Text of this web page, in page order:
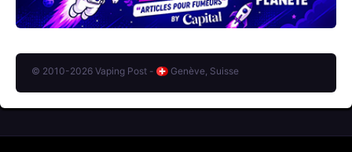
© 2010-2026 Vaping Post - Genève, Suisse